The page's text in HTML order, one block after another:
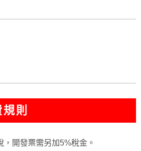
則
，開發票需另加5%稅金。